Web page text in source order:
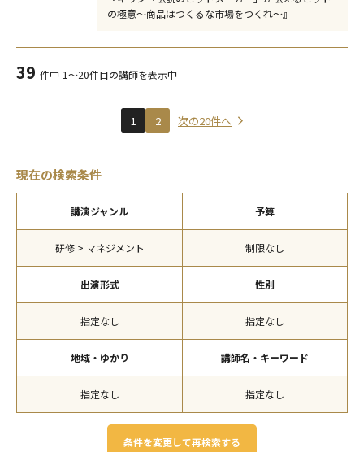
の極意～商品はつくるな市場をつくれ～』
39 件中 1～20件目の講師を表示中
1 2 次の20件へ
現在の検索条件
講演ジャンル
研修 > マネジメント
予算
制限なし
出演形式
指定なし
性別
指定なし
地域・ゆかり
指定なし
講師名・キーワード
指定なし
条件を変更して再検索する